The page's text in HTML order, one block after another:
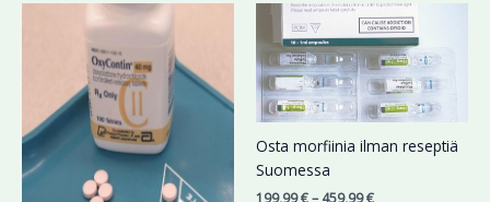
Hintaluokka:
174,78 €
354,73 €
useampi
muunnelma.
Voit
tehdä
valinnat
Osta morfiinia ilman reseptiä
Suomessa
199,99€– 459,99€
Hintaluokka:
199,99 €
-
459,99 €
tuotteella
on
useampi
muunnelma.
tehdä
valinnat